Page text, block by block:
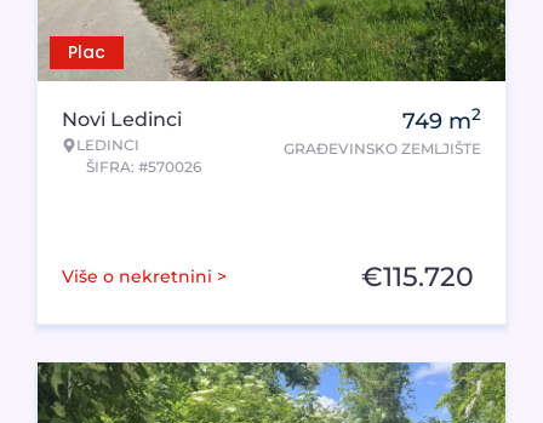
Plac
Novi Ledinci
LEDINCI
ŠIFRA: #570026
749 m2
GRAĐEVINSKO ZEMLJIŠTE
Više o nekretnini > €115.720